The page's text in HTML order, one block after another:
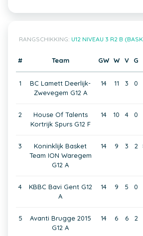
RANGSCHIKKING: U12 NIVEAU 3 R2 B
# Team GW W V G
1
BC Lamett Deerlijk-
Zwevegem G12 A
14 11 3 0
2
House Of Talents
Kortrijk Spurs G12 F
14 10 4 0
3
Koninklijk Basket
Team ION Waregem
G12 A
14 9 3 2
4
KBBC Bavi Gent G12
A
14 9 5 0
5
Avanti Brugge 2015
G12 A
14 6 6 2